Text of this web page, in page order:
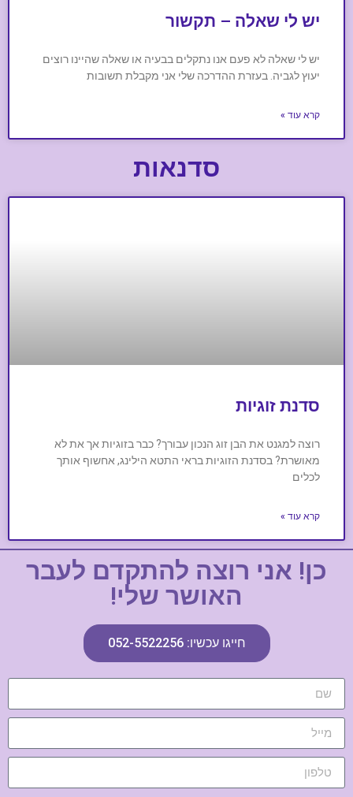
יש לי שאלה – תקשור
יש לי שאלה לא פעם אנו נתקלים בבעיה או שאלה שהיינו רוצים
יעוץ לגביה. בעזרת ההדרכה שלי אני מקבלת תשובות
קרא עוד »
סדנאות
סדנת זוגיות
רוצה למגנט את הבן זוג הנכון עבורך? כבר בזוגיות אך את לא
מאושרת? בסדנת הזוגיות בראי התטא הילינג, אחשוף אותך
לכלים
קרא עוד »
כן! אני רוצה להתקדם לעבר
האושר שלי!
חייגו עכשיו: 052-5522256